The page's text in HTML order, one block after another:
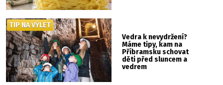
Vedra k nevydržení?
Máme tipy, kam na
Příbramsku schovat
děti před sluncem a
vedrem
TIP NA VÝLET